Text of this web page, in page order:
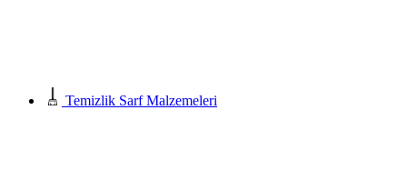
Temizlik Sarf Malzemeleri